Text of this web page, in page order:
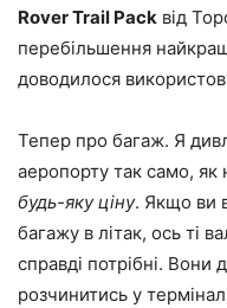
Rover Trail Pack від
перебільшення
доводилося
Тепер про багаж. Я
аеропорту так само,
будь-яку ціну. Якщо ви
багажу в літак, ось ті
справді потрібні.
розчинитись у